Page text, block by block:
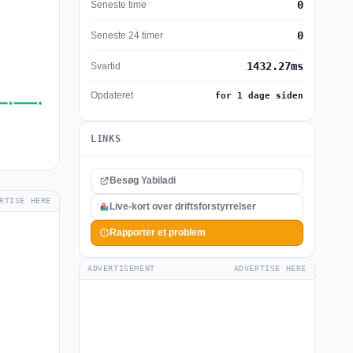
HERE
Seneste time 0
Seneste 24 timer 0
Svartid 1432.27ms
Opdateret for 1 dage siden
LINKS
Besøg Yabiladi
Live-kort over driftsforstyrrelser
Rapporter et problem
ADVERTISEMENT ADVERTISE HERE